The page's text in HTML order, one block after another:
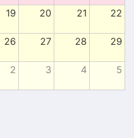
19 20 21 22
26 27 28 29
2 3 4 5